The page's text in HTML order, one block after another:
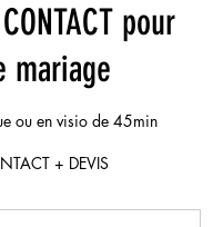
pour
mariage
ou en visio de 45min
+ DEVIS